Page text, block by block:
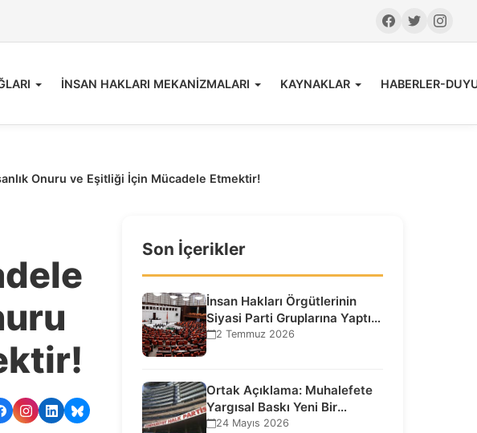
İNSAN HAKLARI MEKANİZMALARI KAYNAKLAR HABERLER-
Onuru ve Eşitliği İçin Mücadele Etmektir!
Son İçerikler
İnsan Hakları Örgütlerinin
Siyasi Parti Gruplarına Yaptığı
Ziyaretlere İlişkin
2 Temmuz 2026
Ortak Açıklama: Muhalefete
Yargısal Baskı Yeni Bir
Aşamaya Geçti: Seçilmiş…
24 Mayıs 2026